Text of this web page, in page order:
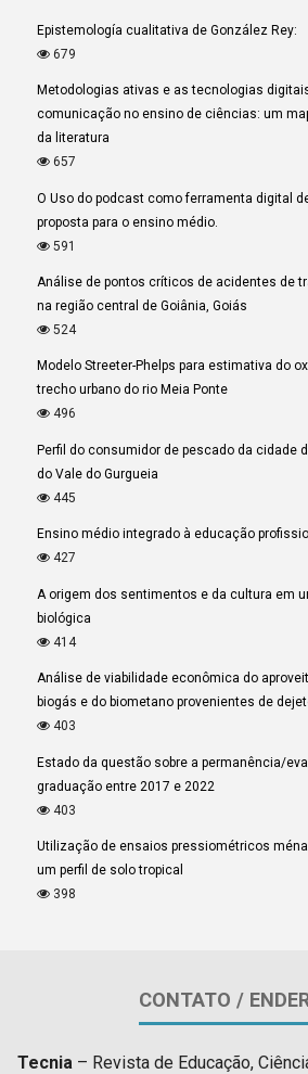
Epistemología cualitativa de González Rey:
679
Metodologias ativas e as tecnologias
comunicação no ensino de ciências: um
da literatura
657
O Uso do podcast como ferramenta digital
proposta para o ensino médio.
591
Análise de pontos críticos de acidentes de
na região central de Goiânia, Goiás
524
Modelo Streeter-Phelps para estimativa do
trecho urbano do rio Meia Ponte
496
Perfil do consumidor de pescado da cidade
do Vale do Gurgueia
445
Ensino médio integrado à educação
427
A origem dos sentimentos e da cultura em
biológica
414
Análise de viabilidade econômica do
biogás e do biometano provenientes de
403
Estado da questão sobre a permanência/
graduação entre 2017 e 2022
403
Utilização de ensaios pressiométricos
um perfil de solo tropical
398
CONTATO /
Tecnia – Revista de Educação,